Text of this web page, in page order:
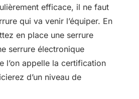
efficace, il ne faut
qui va venir l’équiper. En
en place une serrure
serrure électronique
l’on appelle la certification
d’un niveau de